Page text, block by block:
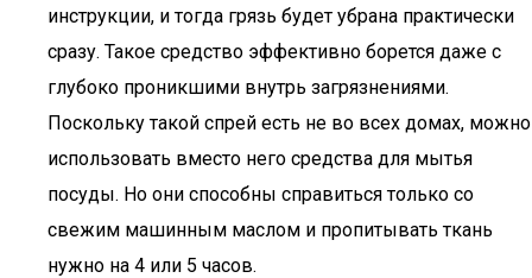
инструкции, и тогда грязь будет убрана практически
сразу. Такое средство эффективно борется даже с
глубоко проникшими внутрь загрязнениями.
Поскольку такой спрей есть не во всех домах, можно
использовать вместо него средства для мытья
посуды. Но они способны справиться только со
свежим машинным маслом и пропитывать ткань
нужно на 4 или 5 часов.